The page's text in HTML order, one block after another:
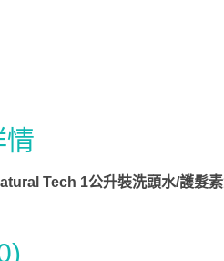
情
Tech 1公升裝洗頭水/護髮